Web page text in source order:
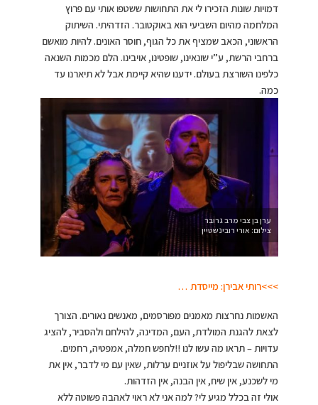
דמויות שונות הזכירו לי את התחושות ששטפו אותי עם פרוץ
המלחמה מהיום השביעי הוא באוקטובר. הזדהיתי. השיתוק
הראשוני, הכאב שמציף את כל הגוף, חוסר האונים. להיות מואשם
ברחבי הרשת, ע”י שונאינו, שופטינו, אויבינו. הלם מכמות השנאה
כלפינו השורצת בעולם. ידענו שהיא קיימת אבל לא תיארנו עד
כמה.
ערן בן צבי מרב גרובר
צילום: אורי רובינשטיין
>>>רותי אבירן: מייסדת …
האשמות נחרצות מאמנים מפורסמים, מאנשים נאורים. הצורך
לצאת להגנת המולדת, העם, המדינה, להילחם ולהסביר, להציג
עדויות – תראו מה עשו לנו !!לחפש חמלה, אמפטיה, רחמים.
התחושה שבליפול על אוזניים ערלות, שאין עם מי לדבר, אין את
מי לשכנע, אין שיח, אין הבנה, אין הזדהות.
אולי זה בכלל מגיע לי? למה אני לא ראוי לאהבה פשוטה ללא